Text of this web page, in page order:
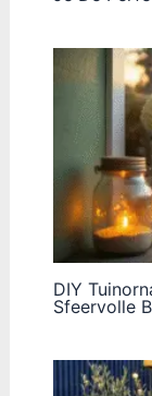
DIY
Sfeervolle